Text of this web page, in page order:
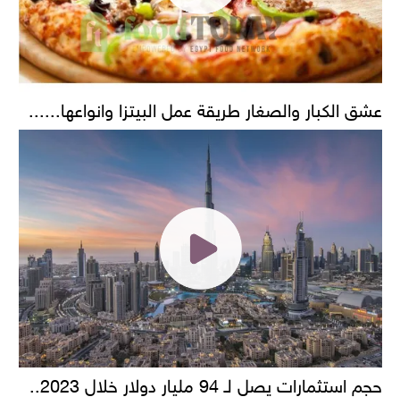
عشق الكبار والصغار طريقة عمل البيتزا وانواعها......